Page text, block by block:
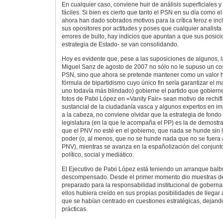
En cualquier caso, conviene huir de análisis superficiales
fáciles. Si bien es cierto que tanto el PSN en su día como
ahora han dado sobrados motivos para la crítica feroz e
sus opositores por actitudes y poses que cualquier
errores de bulto, hay indicios que apuntan a que sus
estrategia de Estado- se van consolidando.
Hoy es evidente que, pese a las suposiciones de algunos,
Miguel Sanz de agosto de 2007 no sólo no le supuso un
PSN, sino que ahora se pretende mantener como un valor
fórmula de bipartidismo cuyo único fin sería garantizar el
uno todavía más blindado) gobierne el partido que
fotos de Patxi López en «Vanity Fair» sean motivo de
sustancial de la ciudadanía vasca y algunos expertos en
a la cabeza, no conviene olvidar que la estrategia de
legislatura (en la que le acompaña el PP) es la de
que el PNV no esté en el gobierno, que nada se hunde sin
poder (o, al menos, que no se hunde nada que no se
PNV), mientras se avanza en la españolización del
político, social y mediático.
El Ejecutivo de Patxi López está teniendo un arranque
descompensado. Desde el primer momento dio muestras
preparado para la responsabilidad institucional de
ellos hubiera creído en sus propias posibilidades de llegar
que se habían centrado en cuestiones estratégicas,
prácticas.